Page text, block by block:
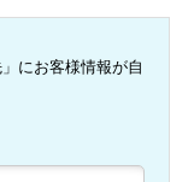
にお客様情報が自